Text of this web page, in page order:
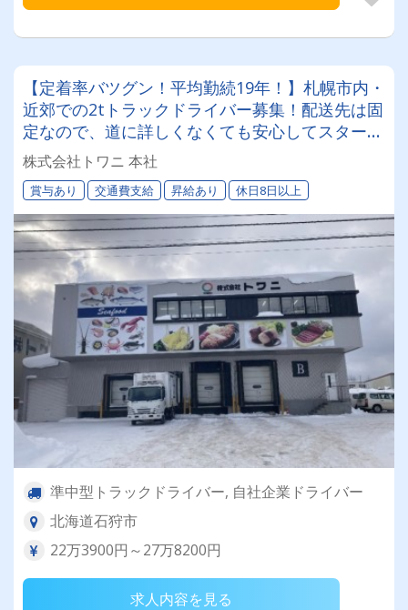
【定着率バツグン！平均勤続19年！】札幌市内・
近郊での2tトラックドライバー募集！配送先は固
定なので、道に詳しくなくても安心してスタート
できます！日曜・祝日固定休みのシフト制でワー
クバランスもバツグン！長く活躍できます◎
株式会社トワニ 本社
賞与あり 交通費支給 昇給あり 休日8日以上
準中型トラックドライバー, 自社企業ドライバー
北海道石狩市
22万3900円～27万8200円
求人内容を見る